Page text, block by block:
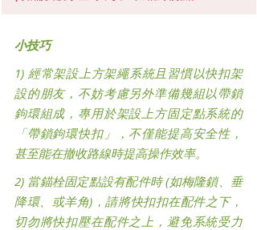
小技巧
1) 經常架設上方架繩系統且習慣以快扣架
設的朋友，不妨考慮另外準備幾組以帶鎖
鉤環組成，專用於架設上方固定點系統的
「帶鎖鉤環快扣」，不僅能提高安全性，
甚至能在撤收路線時提高操作效率。
2) 當錨栓固定點設有配件時 (如梅隆鎖、垂
降環、或羊角)，請將快扣扣在配件之下，
切勿將快扣壓在配件之上，避免系統受力